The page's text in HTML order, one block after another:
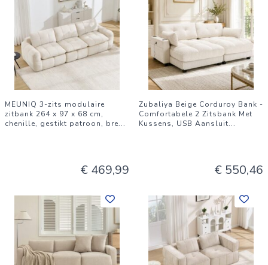
MEUNIQ 3-zits modulaire
zitbank 264 x 97 x 68 cm,
chenille, gestikt patroon, bre...
€ 469,99
Zubaliya Beige Corduroy Bank -
Comfortabele 2 Zitsbank Met
Kussens, USB Aansluit...
€ 550,46